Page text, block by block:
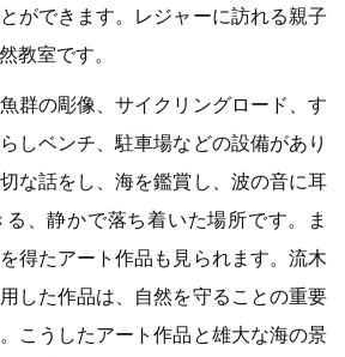
ができます。レジャーに訪れる親子
教室です。
群の彫像、サイクリングロード、す
しベンチ、駐車場などの設備があり
な話をし、海を鑑賞し、波の音に耳
、静かで落ち着いた場所です。ま
得たアート作品も見られます。流木
した作品は、自然を守ることの重要
こうしたアート作品と雄大な海の景